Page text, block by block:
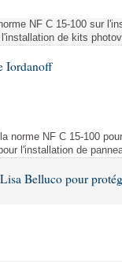
NF C 15-100 sur
de kits
Iordanoff
norme NF C 15-100
l'installation de
Belluco pour